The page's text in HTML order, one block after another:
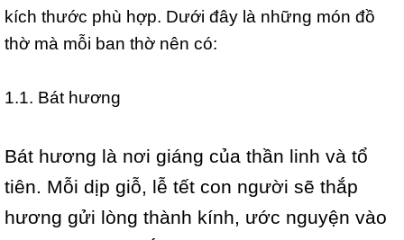
kích thước phù hợp. Dưới đây là những món đồ
thờ mà mỗi ban thờ nên có:
1.1. Bát hương
Bát hương là nơi giáng của thần linh và tổ
tiên. Mỗi dịp giỗ, lễ tết con người sẽ thắp
hương gửi lòng thành kính, ước nguyện vào